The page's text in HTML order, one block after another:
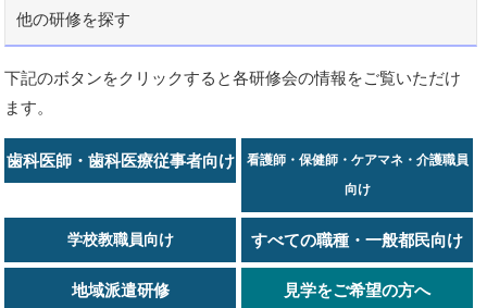
他の研修を探す
下記のボタンをクリックすると各研修会の情報をご覧いただけ
ます。
歯科医師・歯科医療従事者向け
看護師・保健師・ケアマネ・介護職員
向け
学校教職員向け すべての職種・一般都民向け
地域派遣研修 見学をご希望の方へ